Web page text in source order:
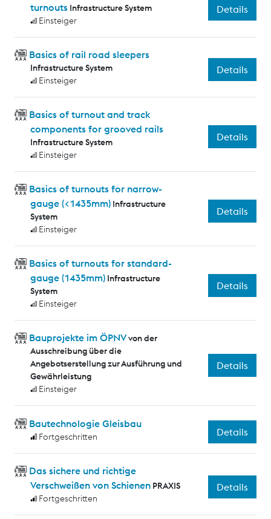
turnouts Infrastructure System
Einsteiger
Details
Basics of rail road sleepers
Infrastructure System
Einsteiger
Details
Basics of turnout and track
components for grooved rails
Infrastructure System
Einsteiger
Details
Basics of turnouts for narrow-
gauge (<1435mm) Infrastructure
System
Einsteiger
Details
Basics of turnouts for standard-
gauge (1435mm) Infrastructure
System
Einsteiger
Details
Bauprojekte im ÖPNVvon der
Ausschreibung über die
Angebotserstellung zur Ausführung und
Gewährleistung
Einsteiger
Details
Bautechnologie Gleisbau
Fortgeschritten Details
Das sichere und richtige
Verschweißen von Schienen PRAXIS
Fortgeschritten
Details